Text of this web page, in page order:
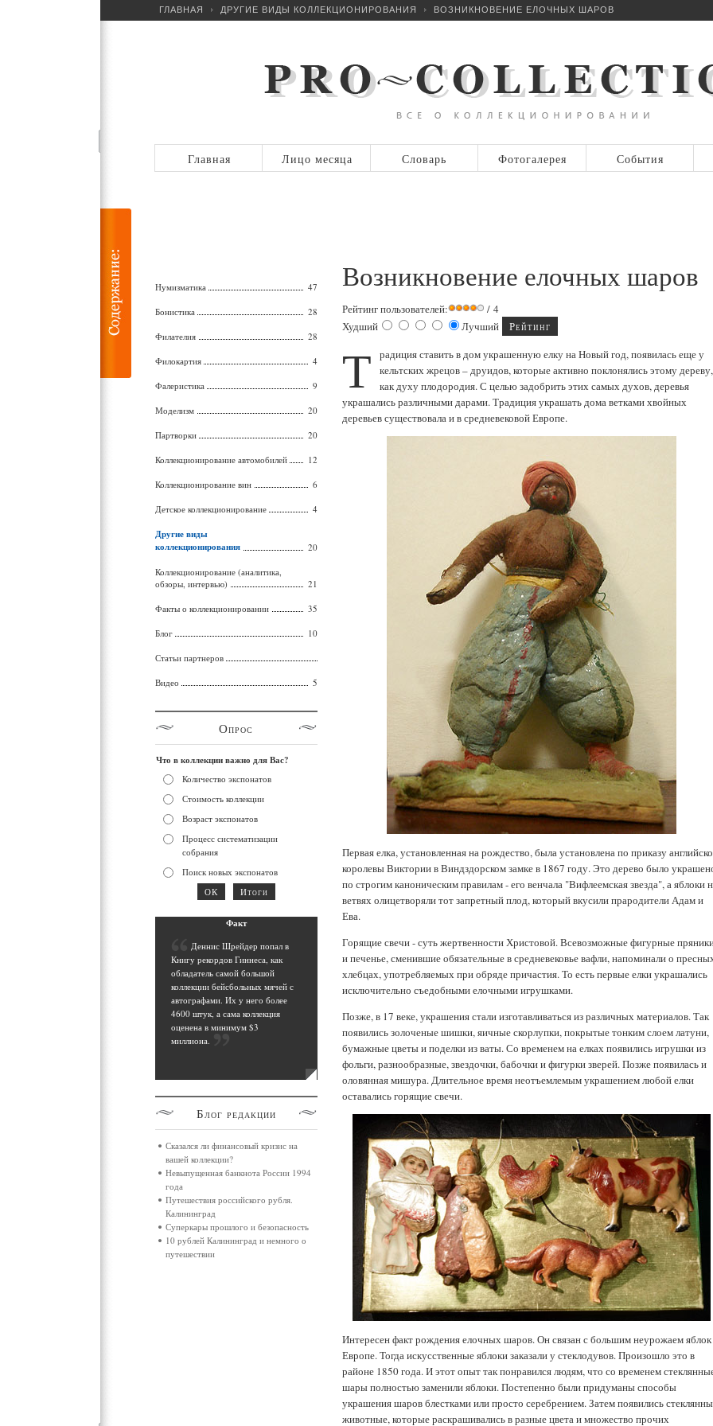
ГЛАВНАЯ ДРУГИЕ ВИДЫ КОЛЛЕКЦИОНИРОВАНИЯ ВОЗНИКНОВЕНИЕ ЕЛОЧНЫХ ШАРОВ
Главная Лицо месяца Словарь Фотогалерея События
Возникновение елочных шаров
Рейтинг пользователей:
/ 4
Худший
Лучший
Т
радиция ставить в дом украшенную елку на Новый год, появилась еще у
кельтских жрецов – друидов, которые активно поклонялись этому дереву,
как духу плодородия. С целью задобрить этих самых духов, деревья
украшались различными дарами. Традиция украшать дома ветками хвойных
деревьев существовала и в средневековой Европе.
Первая елка, установленная на рождество, была установлена по приказу
королевы Виктории в Виндздорском замке в 1867 году. Это дерево было
по строгим каноническим правилам - его венчала "Вифлеемская звезда", а яблоки
ветвях олицетворяли тот запретный плод, который вкусили прародители Адам и
Ева.
Горящие свечи - суть жертвенности Христовой. Всевозможные фигурные
и печенье, сменившие обязательные в средневековье вафли, напоминали о
хлебцах, употребляемых при обряде причастия. То есть первые елки украшались
исключительно съедобными елочными игрушками.
Позже, в 17 веке, украшения стали изготавливаться из различных материалов. Так
появились золоченые шишки, яичные скорлупки, покрытые тонким слоем латуни,
бумажные цветы и поделки из ваты. Со временем на елках появились игрушки из
фольги, разнообразные, звездочки, бабочки и фигурки зверей. Позже появилась и
оловянная мишура. Длительное время неотъемлемым украшением любой елки
оставались горящие свечи.
Интересен факт рождения елочных шаров. Он связан с большим неурожаем яблок
Европе. Тогда искусственные яблоки заказали у стеклодувов. Произошло это в
районе 1850 года. И этот опыт так понравился людям, что со временем
шары полностью заменили яблоки. Постепенно были придуманы способы
украшения шаров блестками или просто серебрением. Затем появились
животные, которые раскрашивались в разные цвета и множество прочих
Нумизматика 47
Бонистика 28
Филателия 28
Филокартия 4
Фалеристика 9
Моделизм 20
Партворки 20
Коллекционирование автомобилей 12
Коллекционирование вин 6
Детское коллекционирование 4
Другие виды
коллекционирования
20
Коллекционирование (аналитика,
обзоры, интервью)
21
Факты о коллекционировании 35
Блог 10
Статьи партнеров
Видео 5
Опрос
Что в коллекции важно для Вас?
Количество экспонатов
Стоимость коллекции
Возраст экспонатов
Процесс систематизации
собрания
Поиск новых экспонатов
Факт
Деннис Шрейдер попал в
Книгу рекордов Гиннеса, как
обладатель самой большой
коллекции бейсбольных мячей с
автографами. Их у него более
4600 штук, а сама коллекция
оценена в минимум $3
миллиона.
Блог редакции
Сказался ли финансовый кризис на
вашей коллекции?
Невыпущенная банкнота России 1994
года
Путешествия российского рубля.
Калининград
Суперкары прошлого и безопасность
10 рублей Калининград и немного о
путешествии